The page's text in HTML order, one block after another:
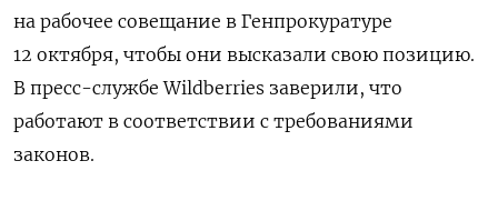
на рабочее совещание в Генпрокуратуре
12 октября, чтобы они высказали свою позицию.
В пресс-службе Wildberries заверили, что
работают в соответствии с требованиями
законов.